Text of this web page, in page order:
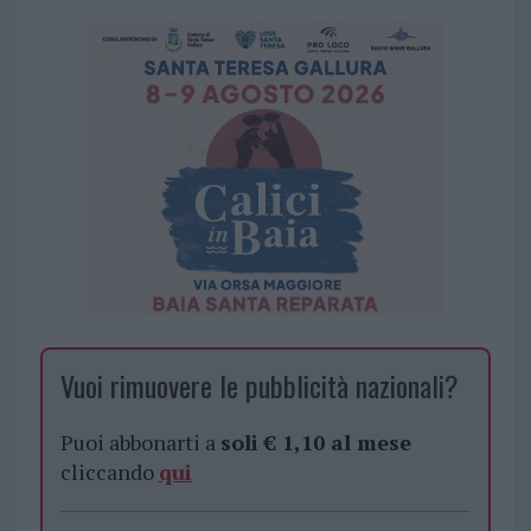
Vuoi rimuovere le pubblicità nazionali?
Puoi abbonarti a soli € 1,10 al mese
cliccando qui